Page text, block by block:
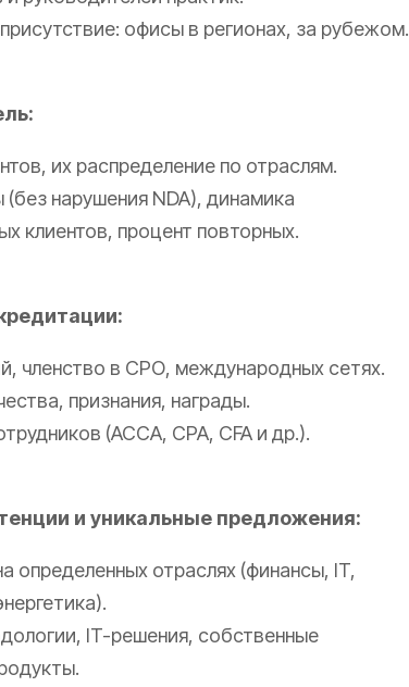
офисы в регионах, за рубежом.
их распределение по отраслям.
нарушения NDA), динамика
клиентов, процент повторных.
членство в СРО, международных сетях.
признания, награды.
(ACCA, CPA, CFA и др.).
и уникальные предложения:
определенных отраслях (финансы, IT,
IT-решения, собственные